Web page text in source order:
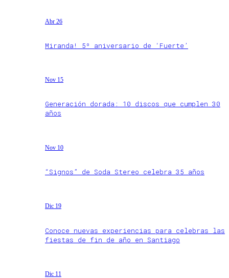
Abr 26
Miranda! 5º aniversario de ‘Fuerte’
Nov 15
Generación dorada: 10 discos que cumplen 30
años
Nov 10
“Signos” de Soda Stereo celebra 35 años
Dic 19
Conoce nuevas experiencias para celebras las
fiestas de fin de año en Santiago
Dic 11